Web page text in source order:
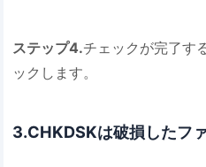
ステップ4.チェックが完了す
ックします。
3.CHKDSKは破損したフ